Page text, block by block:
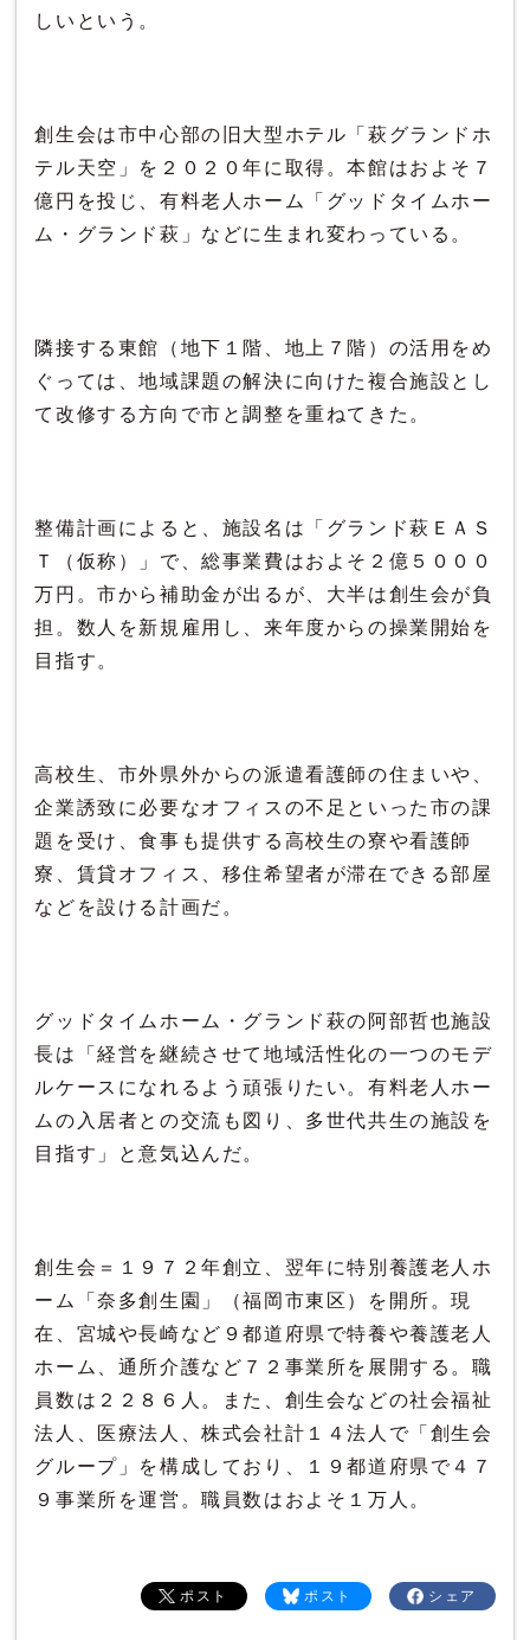
しいという。
創生会は市中心部の旧大型ホテル「萩グランドホ
テル天空」を２０２０年に取得。本館はおよそ７
億円を投じ、有料老人ホーム「グッドタイムホー
ム・グランド萩」などに生まれ変わっている。
隣接する東館（地下１階、地上７階）の活用をめ
ぐっては、地域課題の解決に向けた複合施設とし
て改修する方向で市と調整を重ねてきた。
整備計画によると、施設名は「グランド萩ＥＡＳ
Ｔ（仮称）」で、総事業費はおよそ２億５０００
万円。市から補助金が出るが、大半は創生会が負
担。数人を新規雇用し、来年度からの操業開始を
目指す。
高校生、市外県外からの派遣看護師の住まいや、
企業誘致に必要なオフィスの不足といった市の課
題を受け、食事も提供する高校生の寮や看護師
寮、賃貸オフィス、移住希望者が滞在できる部屋
などを設ける計画だ。
グッドタイムホーム・グランド萩の阿部哲也施設
長は「経営を継続させて地域活性化の一つのモデ
ルケースになれるよう頑張りたい。有料老人ホー
ムの入居者との交流も図り、多世代共生の施設を
目指す」と意気込んだ。
創生会＝１９７２年創立、翌年に特別養護老人ホ
ーム「奈多創生園」（福岡市東区）を開所。現
在、宮城や長崎など９都道府県で特養や養護老人
ホーム、通所介護など７２事業所を展開する。職
員数は２２８６人。また、創生会などの社会福祉
法人、医療法人、株式会社計１４法人で「創生会
グループ」を構成しており、１９都道府県で４７
９事業所を運営。職員数はおよそ１万人。
シェア
ポスト
ポスト